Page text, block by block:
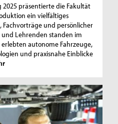
präsentierte die Fakultät
ein vielfältiges
und persönlicher
Lehrenden standen im
autonome Fahrzeuge,
und praxisnahe Einblicke